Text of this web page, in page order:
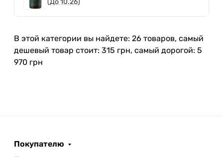
(До 10.26)
В этой категории вы найдете: 26 товаров, самый
дешевый товар стоит: 315 грн, самый дорогой: 5
970 грн
Покупателю